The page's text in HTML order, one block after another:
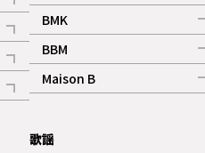
記事
BMK
記事
ギャラリー
BBM
記事
ギャラリー
Maison B
記事
歌謡